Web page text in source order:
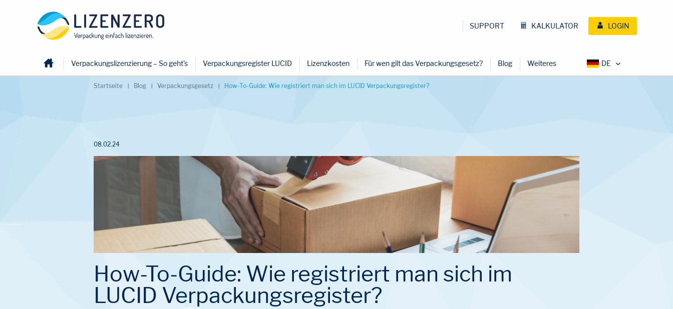
SUPPORT KALKULATOR LOGIN
Home Verpackungslizenzierung – So geht's Verpackungsregister LUCID Lizenzkosten Für wen gilt das Verpackungsgesetz? Blog Weiteres
Startseite Blog Verpackungsgesetz How-To-Guide: Wie registriert man sich im LUCID Verpackungsregister?
08.02.24
How-To-Guide: Wie registriert man sich im
LUCID Verpackungsregister?